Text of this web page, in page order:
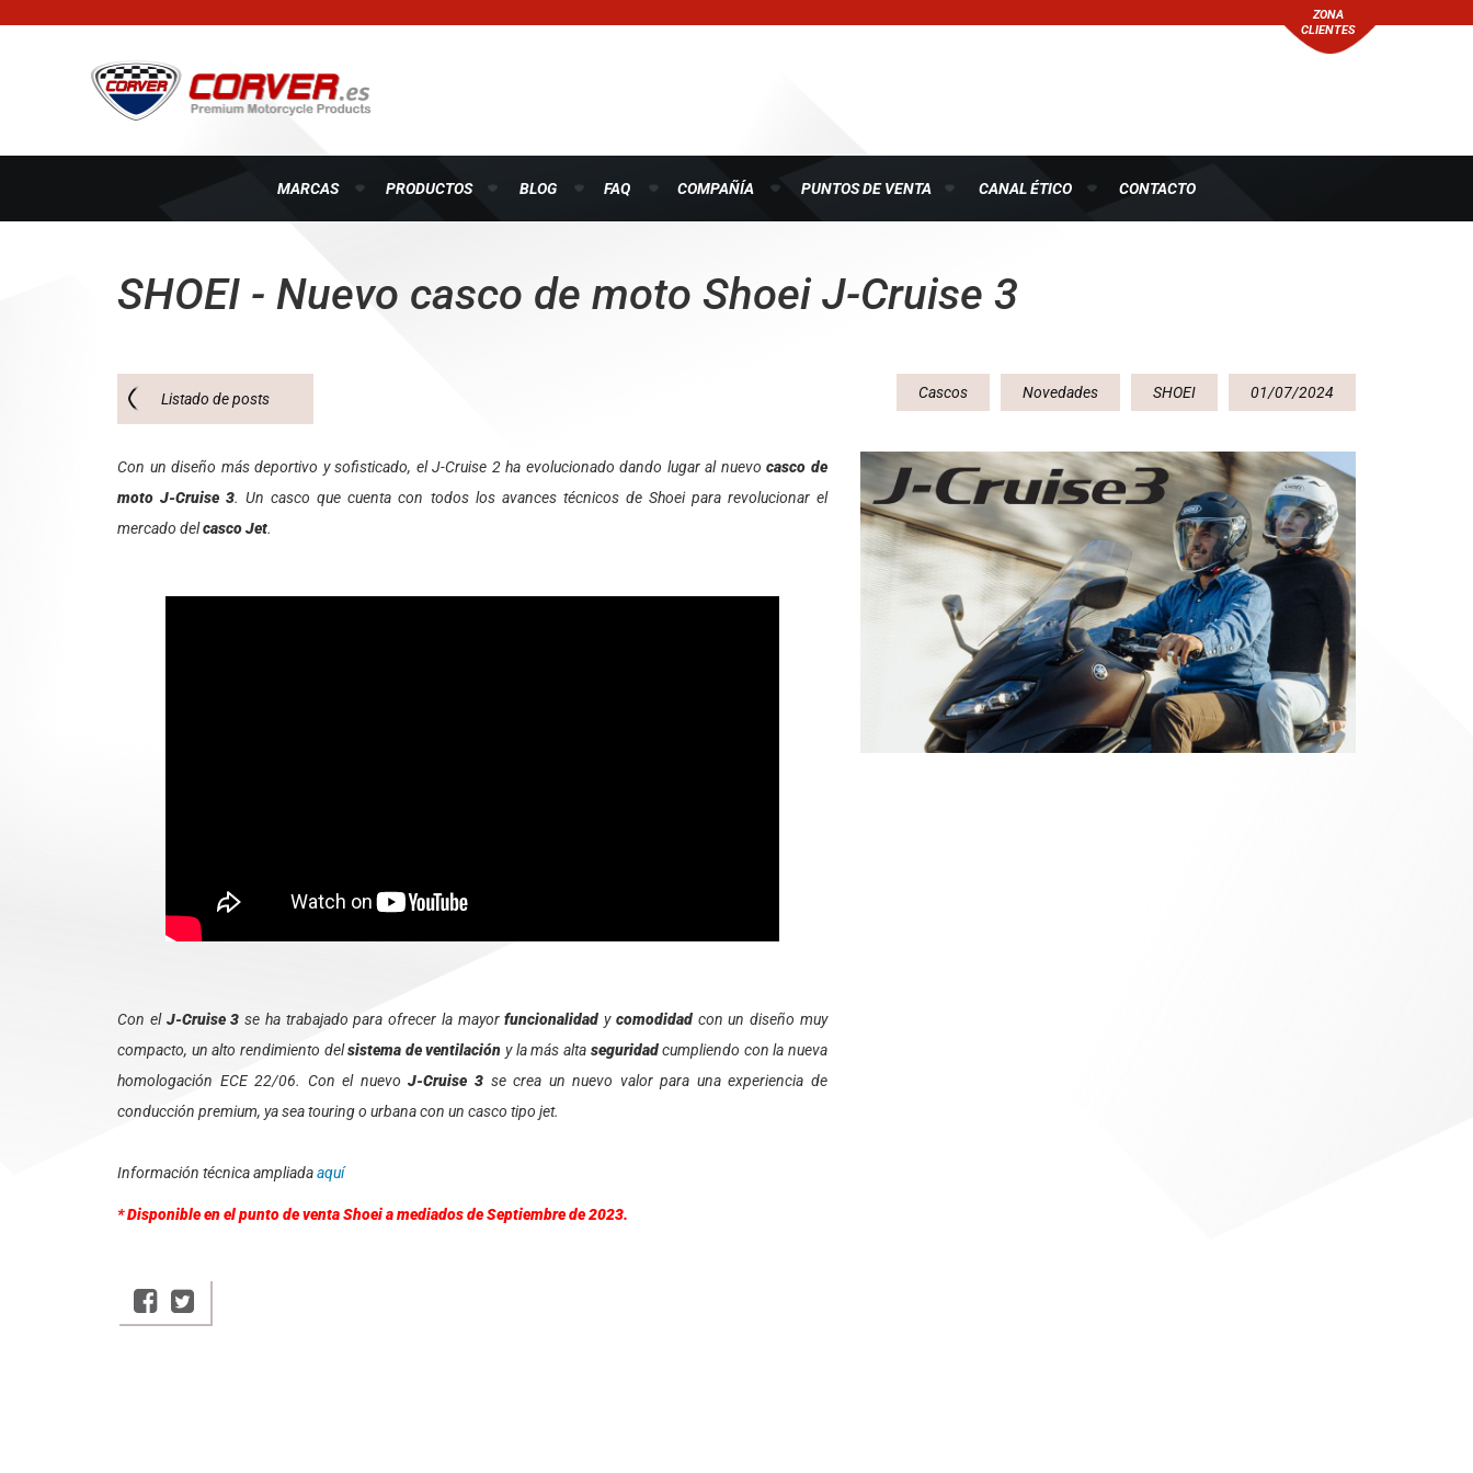
ZONA
CLIENTES
MARCAS PRODUCTOS BLOG FAQ COMPAÑÍA PUNTOS DE VENTA CANAL ÉTICO CONTACTO
SHOEI - Nuevo casco de moto Shoei J-Cruise 3
Listado de posts Cascos Novedades SHOEI 01/07/2024
Con un diseño más deportivo y sofisticado, el J-Cruise 2 ha evolucionado dando lugar al nuevocasco de
moto J-Cruise 3. Un casco que cuenta con todos los avances técnicos de Shoei para revolucionar el
mercado delcasco Jet.
Con el J-Cruise 3se ha trabajado para ofrecer la mayorfuncionalidady comodidadcon un diseño muy
compacto, un alto rendimiento delsistema de ventilación y la más alta seguridadcumpliendo con la nueva
homologación ECE 22/06. Con el nuevoJ-Cruise 3se crea un nuevo valor para una experiencia de
conducción premium, ya sea touring o urbana con un casco tipo jet.
Información técnica ampliadaaquí
* Disponible en el punto de venta Shoei a mediados de Septiembre de 2023.